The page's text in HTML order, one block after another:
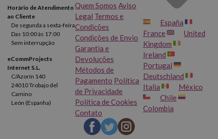
Horário de Atendimento
ao Cliente
De segunda a sexta-feira
Das 10:00 às 17:00
Sem interrupção
eCommProjects
Internet S.L.
C/Azorín 140
24010 Trobajo del
Camino
León (Espanha)
Quem Somos Aviso
Legal Termos e
Condições
Condições de Envio
Garantia e
Devoluções
Métodos de
Pagamento Política
de Privacidade
Política de Cookies
Contato
España
France
United
Kingdom
Ireland
Portugal
Deutschland
Italia
México
Chile
Colombia